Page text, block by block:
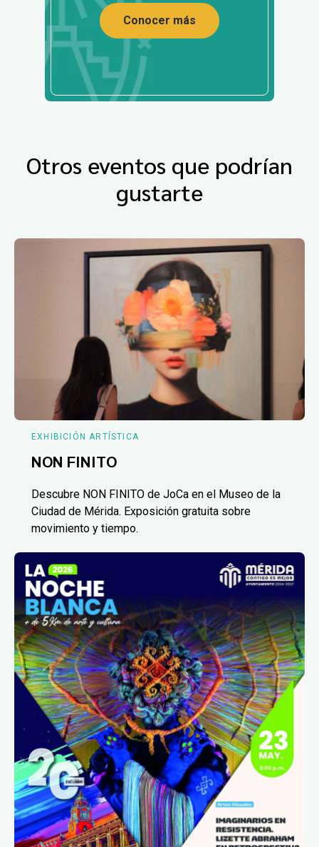
Conocer más
Otros eventos que podrían
gustarte
EXHIBICIÓN ARTÍSTICA
NON FINITO
Descubre NON FINITO de JoCa en el Museo de la
Ciudad de Mérida. Exposición gratuita sobre
movimiento y tiempo.